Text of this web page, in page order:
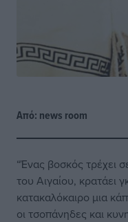
Από: news room
“Ένας βοσκός τρέχει
του Αιγαίου, κρατάει
κατακαλόκαιρο μια
οι τσοπάνηδες και